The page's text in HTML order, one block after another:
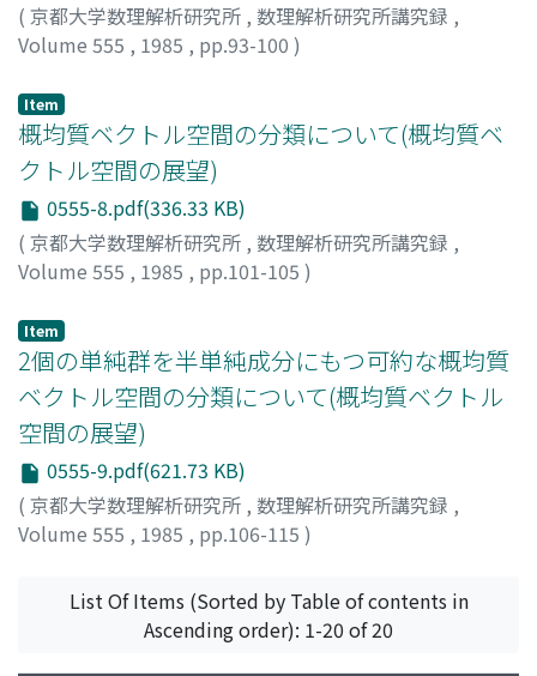
( 京都大学数理解析研究所 , 数理解析研究所講究録 ,
Volume 555 , 1985 , pp.93-100 )
Item
概均質ベクトル空間の分類について(概均質ベ
クトル空間の展望)
0555-8.pdf(336.33 KB)
( 京都大学数理解析研究所 , 数理解析研究所講究録 ,
Volume 555 , 1985 , pp.101-105 )
Item
2個の単純群を半単純成分にもつ可約な概均質
ベクトル空間の分類について(概均質ベクトル
空間の展望)
0555-9.pdf(621.73 KB)
( 京都大学数理解析研究所 , 数理解析研究所講究録 ,
Volume 555 , 1985 , pp.106-115 )
List Of Items (Sorted by Table of contents in
Ascending order): 1-20 of 20